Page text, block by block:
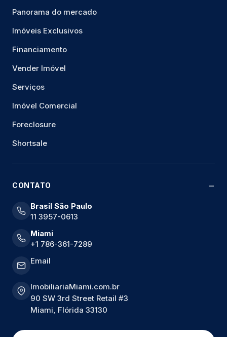
Panorama do mercado
Imóveis Exclusivos
Financiamento
Vender Imóvel
Serviços
Imóvel Comercial
Foreclosure
Shortsale
CONTATO
Brasil São Paulo
11 3957-0613
Miami
+1 786-361-7289
Email
ImobiliariaMiami.com.br
90 SW 3rd Street Retail #3
Miami, Flórida 33130